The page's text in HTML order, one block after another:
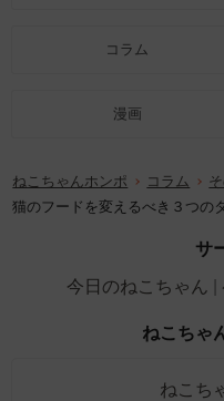
コラム
漫画
ねこちゃんホンポ コラム
猫のフードを変えるべき３つの
サ
今日のねこちゃん
ねこちゃ
ねこち